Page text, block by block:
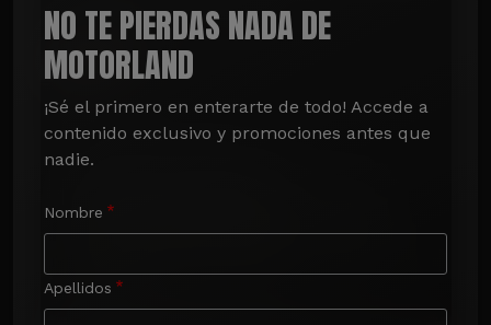
NO TE PIERDAS NADA DE
MOTORLAND
¡Sé el primero en enterarte de todo! Accede a
contenido exclusivo y promociones antes que
nadie.
Nombre
Apellidos